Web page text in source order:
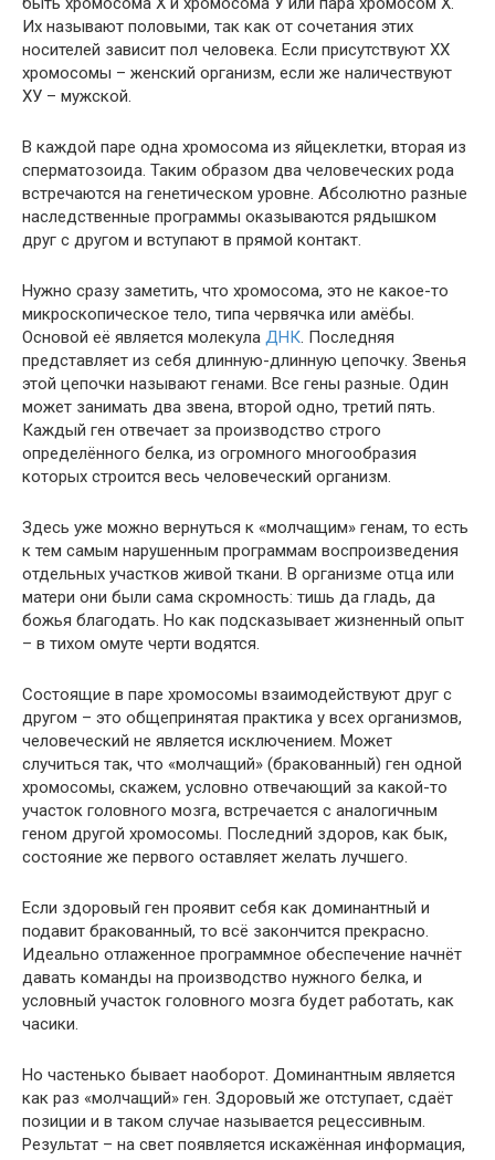
Их называют половыми, так как от сочетания этих
носителей зависит пол человека. Если присутствуют ХХ
хромосомы – женский организм, если же наличествуют
ХУ – мужской.
В каждой паре одна хромосома из яйцеклетки, вторая из
сперматозоида. Таким образом два человеческих рода
встречаются на генетическом уровне. Абсолютно разные
наследственные программы оказываются рядышком
друг с другом и вступают в прямой контакт.
Нужно сразу заметить, что хромосома, это не какое-то
микроскопическое тело, типа червячка или амёбы.
Основой её является молекула ДНК. Последняя
представляет из себя длинную-длинную цепочку. Звенья
этой цепочки называют генами. Все гены разные. Один
может занимать два звена, второй одно, третий пять.
Каждый ген отвечает за производство строго
определённого белка, из огромного многообразия
которых строится весь человеческий организм.
Здесь уже можно вернуться к «молчащим» генам, то есть
к тем самым нарушенным программам воспроизведения
отдельных участков живой ткани. В организме отца или
матери они были сама скромность: тишь да гладь, да
божья благодать. Но как подсказывает жизненный опыт
– в тихом омуте черти водятся.
Состоящие в паре хромосомы взаимодействуют друг с
другом – это общепринятая практика у всех организмов,
человеческий не является исключением. Может
случиться так, что «молчащий» (бракованный) ген одной
хромосомы, скажем, условно отвечающий за какой-то
участок головного мозга, встречается с аналогичным
геном другой хромосомы. Последний здоров, как бык,
состояние же первого оставляет желать лучшего.
Если здоровый ген проявит себя как доминантный и
подавит бракованный, то всё закончится прекрасно.
Идеально отлаженное программное обеспечение начнёт
давать команды на производство нужного белка, и
условный участок головного мозга будет работать, как
часики.
Но частенько бывает наоборот. Доминантным является
как раз «молчащий» ген. Здоровый же отступает, сдаёт
позиции и в таком случае называется рецессивным.
Результат – на свет появляется искажённая информация,